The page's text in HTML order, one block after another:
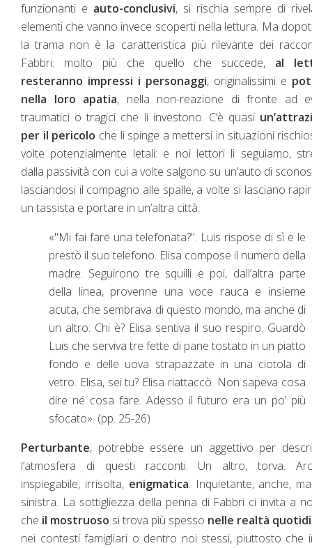
funzionanti e auto-conclusivi, si rischia sempre di
elementi che vanno invece scoperti nella lettura. Ma
la trama non è la caratteristica più rilevante dei
Fabbri: molto più che quello che succede, al
resteranno impressi i personaggi, originalissimi e
nella loro apatia, nella non-reazione di fronte ad
traumatici o tragici che li investono. C’è quasi
per il pericolo che li spinge a mettersi in situazioni
volte potenzialmente letali: e noi lettori li seguiamo,
dalla passività con cui a volte salgono su un’auto di
lasciandosi il compagno alle spalle, a volte si lasciano
un tassista e portare in un’altra città.
«"Mi fai fare una telefonata?". Luis rispose di sì e le
prestò il suo telefono. Elisa compose il numero della
madre. Seguirono tre squilli e poi, dall’altra parte
della linea, provenne una voce rauca e insieme
acuta, che sembrava di questo mondo, ma anche di
un altro: Chi è? Elisa sentiva il suo respiro. Guardò
Luis che serviva tre fette di pane tostato in un piatto
fondo e delle uova strapazzate in una ciotola di
vetro. Elisa, sei tu? Elisa riattaccò. Non sapeva cosa
dire né cosa fare. Adesso il futuro era un po’ più
sfocato». (pp. 25-26)
Perturbante, potrebbe essere un aggettivo per
l’atmosfera di questi racconti. Un altro, torva.
inspiegabile, irrisolta, enigmatica. Inquietante, anche,
sinistra. La sottigliezza della penna di Fabbri ci invita a
che il mostruoso si trova più spesso nelle realtà
nei contesti famigliari o dentro noi stessi, piuttosto che